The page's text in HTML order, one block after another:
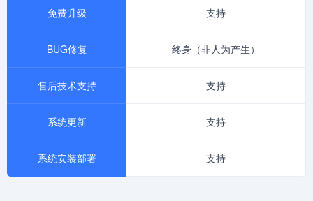
免费升级 支持
BUG修复 终身（非人为产生）
售后技术支持 支持
系统更新 支持
系统安装部署 支持